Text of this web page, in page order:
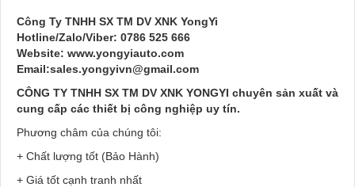
Công Ty TNHH SX TM DV XNK YongYi
Hotline/Zalo/Viber: 0786 525 666
Website: www.yongyiauto.com
Email:sales.yongyivn@gmail.com
CÔNG TY TNHH SX TM DV XNK YONGYI chuyên sản xuất và
cung cấp các thiết bị công nghiệp uy tín.
Phương châm của chúng tôi:
+ Chất lượng tốt (Bảo Hành)
+ Giá tốt cạnh tranh nhất